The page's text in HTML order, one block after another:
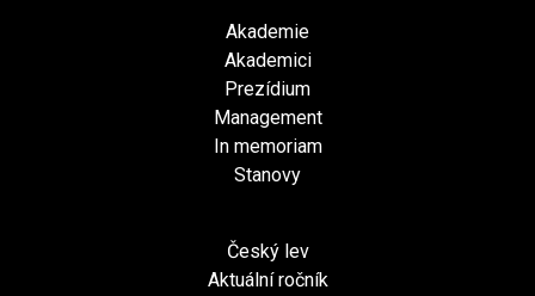
Akademie
Akademici
Prezídium
Management
In memoriam
Stanovy
Český lev
Aktuální ročník